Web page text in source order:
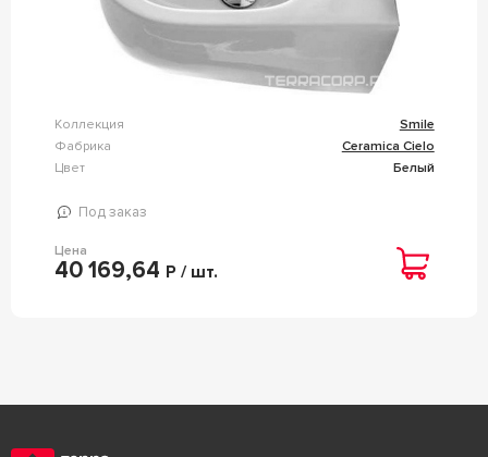
Коллекция
Smile
Фабрика
Ceramica Cielo
Цвет
Белый
Под заказ
Цена
40 169,64 Р / шт.